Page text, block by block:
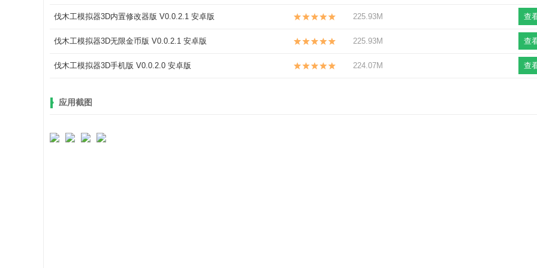
查
伐木工模拟器3D内置修改器版 V0.0.2.1 安卓版 225.93M
查
伐木工模拟器3D无限金币版 V0.0.2.1 安卓版 225.93M
查
伐木工模拟器3D手机版 V0.0.2.0 安卓版 224.07M
应用截图